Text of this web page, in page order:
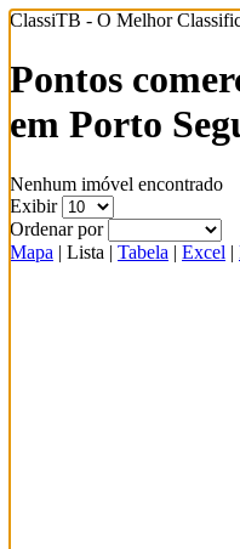
ClassiTB - O Melhor
Pontos
em Porto
Nenhum imóvel encontrado
Exibir
Ordenar por
Mapa | Lista | Tabela | Excel |